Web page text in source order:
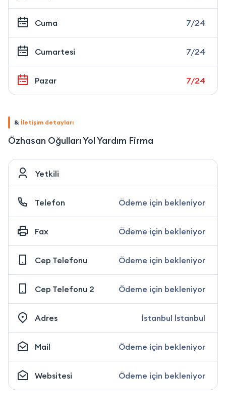
Cuma 7/24
Cumartesi 7/24
Pazar 7/24
& İletişim detayları
Özhasan Oğulları Yol Yardım Firma
Yetkili
Telefon Ödeme için bekleniyor
Fax Ödeme için bekleniyor
Cep Telefonu Ödeme için bekleniyor
Cep Telefonu 2 Ödeme için bekleniyor
Adres İstanbul İstanbul
Mail Ödeme için bekleniyor
Websitesi Ödeme için bekleniyor